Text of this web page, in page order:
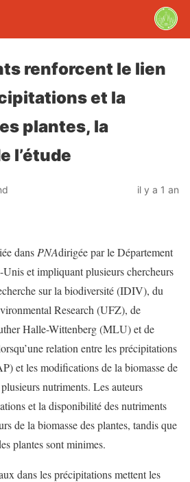
renforcent le lien
et la
plantes, la
l’étude
il y a 1 an
dans PNAdirigée par le Département
Unis et impliquant plusieurs chercheurs
sur la biodiversité (IDIV), du
Research (UFZ), de
Halle-Wittenberg (MLU) et de
relation entre les précipitations
et les modifications de la biomasse de
nutriments. Les auteurs
et la disponibilité des nutriments
de la biomasse des plantes, tandis que
plantes sont minimes.
dans les précipitations mettent les